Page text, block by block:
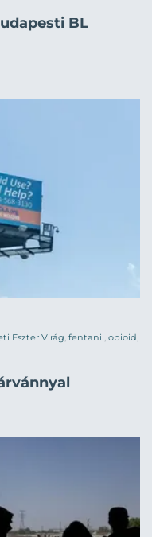
BL
Eszter Virág, fentanil, opioid,